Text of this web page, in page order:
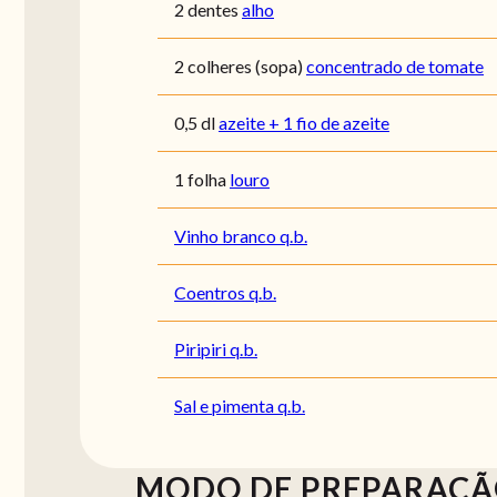
2 dentes alho
2 colheres (sopa)concentrado de tomate
0,5 dlazeite + 1 fio de azeite
1 folha louro
Vinho branco q.b.
Coentros q.b.
Piripiri q.b.
Sal e pimenta q.b.
MODO DE